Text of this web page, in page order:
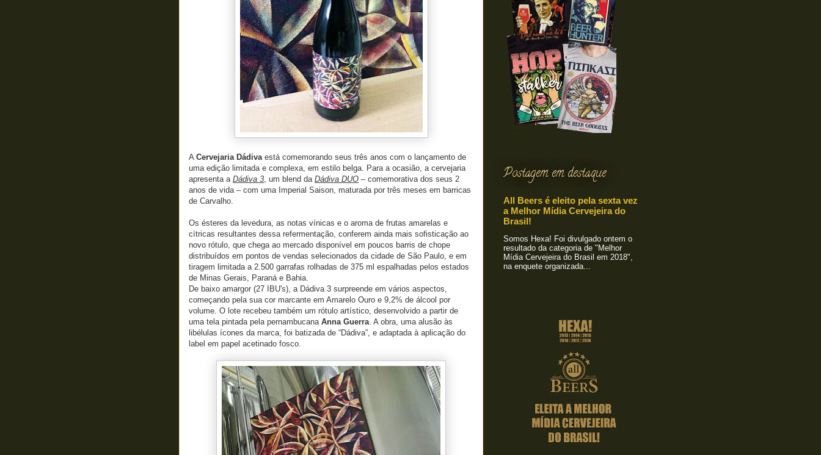
A Cervejaria Dádivaestá comemorando seus três anos com o lançamento de
uma edição limitada e complexa, em estilo belga. Para a ocasião, a cervejaria
apresenta a Dádiva 3, um blend da Dádiva DUO – comemorativa dos seus 2
anos de vida – com uma Imperial Saison, maturada por três meses em barricas
de Carvalho.
Os ésteres da levedura, as notas vínicas e o aroma de frutas amarelas e
cítricas resultantes dessa refermentação, conferem ainda mais sofisticação ao
novo rótulo, que chega ao mercado disponível em poucos barris de chope
distribuídos em pontos de vendas selecionados da cidade de São Paulo, e em
tiragem limitada a 2.500 garrafas rolhadas de 375 ml espalhadas pelos estados
de Minas Gerais, Paraná e Bahia.
De baixo amargor (27 IBU's), a Dádiva 3 surpreende em vários aspectos,
começando pela sua cor marcante em Amarelo Ouro e 9,2% de álcool por
volume. O lote recebeu também um rótulo artístico, desenvolvido a partir de
uma tela pintada pela pernambucana Anna Guerra. A obra, uma alusão às
libélulas ícones da marca, foi batizada de “Dádiva”, e adaptada à aplicação do
label em papel acetinado fosco.
Postagem em destaque
All Beers é eleito pela sexta vez
a Melhor Mídia Cervejeira do
Brasil!
Somos Hexa! Foi divulgado ontem o
resultado da categoria de "Melhor
Mídia Cervejeira do Brasil em 2018",
na enquete organizada...